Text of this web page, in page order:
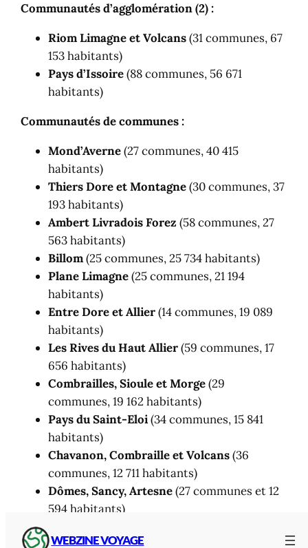
WEBZINE VOYAGE
Communautés d’agglomération (2) :
Riom Limagne et Volcans(31 communes, 67
153 habitants)
Pays d’Issoire(88 communes, 56 671
habitants)
Communautés de communes :
Mond’Averne(27 communes, 40 415
habitants)
Thiers Dore et Montagne(30 communes, 37
193 habitants)
Ambert Livradois Forez (58 communes, 27
563 habitants)
Billom(25 communes, 25 734 habitants)
Plane Limagne(25 communes, 21 194
habitants)
Entre Dore et Allier(14 communes, 19 089
habitants)
Les Rives du Haut Allier(59 communes, 17
656 habitants)
Combrailles, Sioule et Morge(29
communes, 19 162 habitants)
Pays du Saint-Eloi(34 communes, 15 841
habitants)
Chavanon, Combraille et Volcans(36
communes, 12 711 habitants)
Dômes, Sancy, Artesne(27 communes et 12
594 habitants)
habitants.